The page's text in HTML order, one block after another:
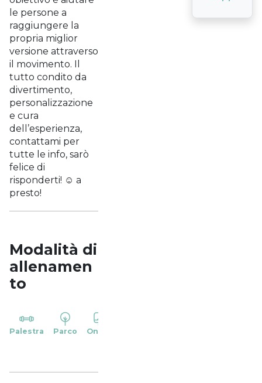
le persone a
raggiungere la
propria miglior
versione attraverso
il movimento. Il
tutto condito da
divertimento,
personalizzazione
e cura
dell’esperienza,
contattami per
tutte le info, sarò
felice di
risponderti! ☺️ a
presto!
Modalità di
allenamen
to
Palestra Parco Online